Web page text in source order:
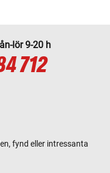
lör 9-20 h
712
fynd eller intressanta